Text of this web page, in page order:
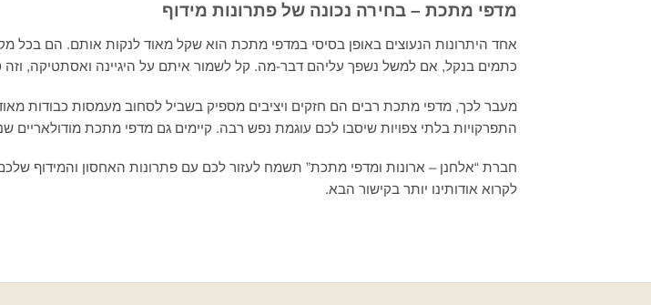
מדפי מתכת – בחירה נכונה של פתרונות מידוף
אחד היתרונות הנעוצים באופן בסיסי במדפי מתכת הוא שקל מאוד לנקות אותם. הם בכל
כתמים בנקל, אם למשל נשפך עליהם דבר-מה. קל לשמור איתם על היגיינה ואסתטיקה,
מעבר לכך, מדפי מתכת רבים הם חזקים ויציבים מספיק בשביל לסחוב מעמסות כבודות
התפרקויות בלתי צפויות שיסבו לכם עוגמת נפש רבה. קיימים גם מדפי מתכת מודולאריים
לקרוא אודותינו יותר בקישור הבא.